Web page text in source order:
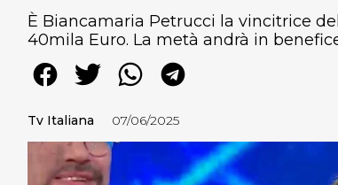
È Biancamaria Petrucci la vincitrice
40mila Euro. La metà andrà in
Tv Italiana 07/06/2025